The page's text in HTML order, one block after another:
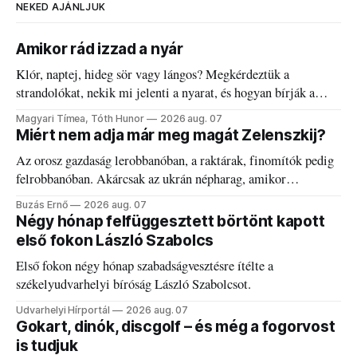
NEKED AJÁNLJUK
Amikor rád izzad a nyár
Klór, naptej, hideg sör vagy lángos? Megkérdeztük a
strandolókat, nekik mi jelenti a nyarat, és hogyan bírják a
kánikulát.
Magyari Tímea, Tóth Hunor 2026 aug. 07
Miért nem adja már meg magát Zelenszkij?
Az orosz gazdaság lerobbanóban, a raktárak, finomítók pedig
felrobbanóban. Akárcsak az ukrán népharag, amikor
elégedetlen vezetőivel.
Buzás Ernő 2026 aug. 07
Négy hónap felfüggesztett börtönt kapott
első fokon László Szabolcs
Első fokon négy hónap szabadságvesztésre ítélte a
székelyudvarhelyi bíróság László Szabolcsot.
Udvarhelyi Hírportál 2026 aug. 07
Gokart, dinók, discgolf – és még a fogorvost
is tudjuk